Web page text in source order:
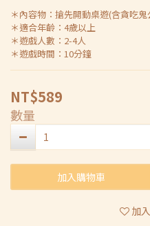
＊內容物：搶先開動桌遊(含貪吃
＊適合年齡：4歲以上
＊遊戲人數：2-4人
＊遊戲時間：10分鐘
NT$589
數量
加入購物車
加